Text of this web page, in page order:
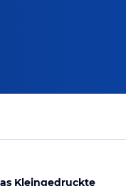
Kleingedruckte